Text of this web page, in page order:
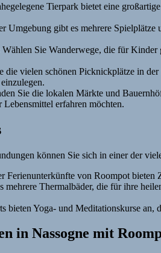
Tierpark bietet eine
Umgebung gibt es mehrere
Wählen Sie Wanderwege, die für Kinder
die vielen schönen Picknickplätze in
Sie die lokalen Märkte und
erfahren möchten.
können Sie sich in einer der
Ferienunterkünfte von Roompot bieten
mehrere Thermalbäder, die für ihre
bieten Yoga- und Meditationskurse
in Nassogne mit